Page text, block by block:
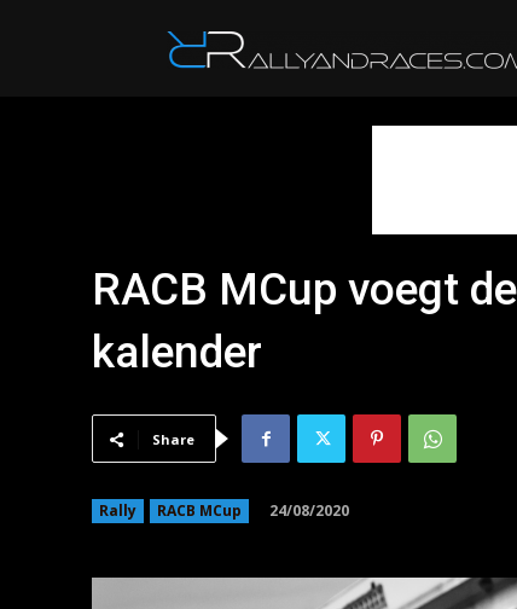
RACB MCup voegt
kalender
Share
Rally RACB MCup 24/08/2020